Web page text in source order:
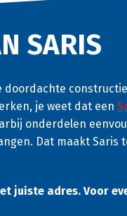
SARIS
doordachte
je weet dat een
onderdelen
Dat maakt Saris
juiste adres. Voor